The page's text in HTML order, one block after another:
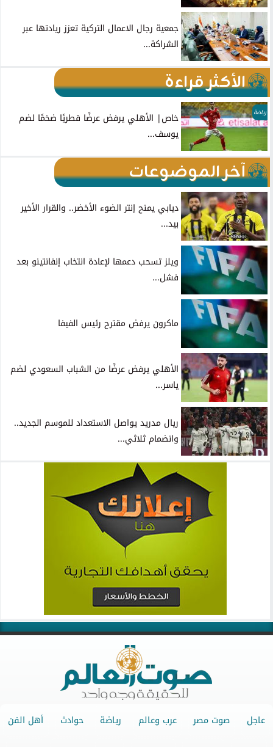
جمعية رجال الاعمال التركية تعزز ريادتها عبر
الشراكة...
الأكثر قراءة
رياضة
خاص| الأهلي يرفض عرضًا قطريًا ضخمًا لضم
يوسف...
آخر الموضوعات
ديابي يمنح إنتر الضوء الأخضر.. والقرار الأخير
بيد...
ويلز تسحب دعمها لإعادة انتخاب إنفانتينو بعد
فشل...
ماكرون يرفض مقترح رئيس الفيفا
الأهلي يرفض عرضًا من الشباب السعودي لضم
ياسر...
ريال مدريد يواصل الاستعداد للموسم الجديد..
وانضمام ثلاثي...
عاجل صوت مصر عرب وعالم رياضة حوادث أهل الفن